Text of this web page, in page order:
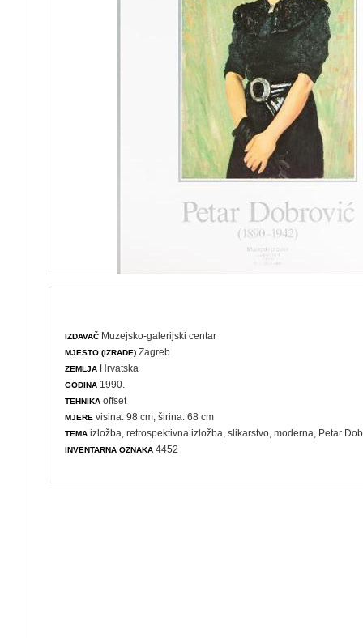
IZDAVAČ Muzejsko-galerijski centar
MJESTO (IZRADE) Zagreb
ZEMLJA Hrvatska
GODINA 1990.
TEHNIKA offset
MJERE visina: 98 cm; širina: 68 cm
TEMA izložba ,retrospektivna izložba ,slikarstvo ,moderna , Petar
INVENTARNA OZNAKA 4452